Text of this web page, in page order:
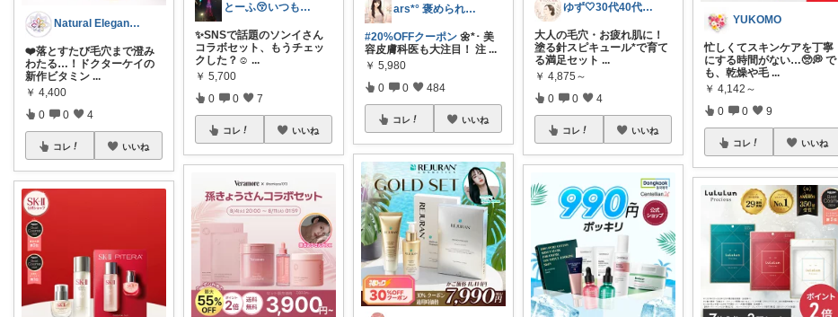
Natural Elegance169
❤️落とすたび毛穴まで澄み
わたる…！ドクターケイの
新作ビタミン ...
￥ 4,400
0 0 4
コレ いいね
とーふ😚いつもご購入感謝です🙇
✨SNSで話題のソンイさん
コラボセット、もうチェッ
クした？☺️ ...
￥ 5,700
0 0 7
コレ いいね
ars*° 褒められ美肌へ🫧
#20%OFFクーポン 🌼*･ 美
容皮膚科医も大注目！ 注 ...
￥ 5,980
0 0 484
コレ いいね
ゆず🤍30代40代の肌悩み解決美容🍀
大人の毛穴・お疲れ肌に！
塗る針スピキュール*で育て
る満足セット ...
￥ 4,875～
0 0 4
コレ いいね
YUKOMO
忙しくてスキンケアを丁寧
にする時間がない…🥺💭 で
も、乾燥や毛 ...
￥ 4,142～
0 0 9
コレ いいね